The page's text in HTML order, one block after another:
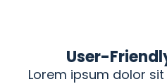
User-
Lorem ipsum dolor